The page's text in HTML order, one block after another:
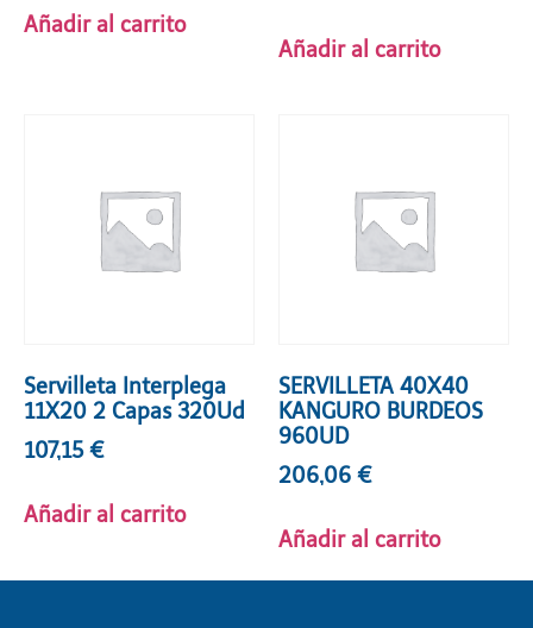
Añadir al carrito
Añadir al carrito
Servilleta Interplega
11X20 2 Capas 320Ud
107,15€
Añadir al carrito
SERVILLETA 40X40
KANGURO BURDEOS
960UD
206,06 €
Añadir al carrito